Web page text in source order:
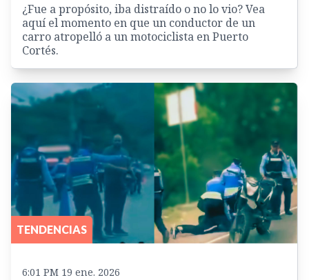
¿Fue a propósito, iba distraído o no lo vio? Vea
aquí el momento en que un conductor de un
carro atropelló a un motociclista en Puerto
Cortés.
TENDENCIAS
6:01 PM 19 ene. 2026